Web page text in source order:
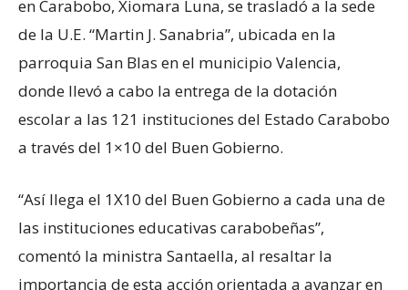
en Carabobo, Xiomara Luna, se trasladó a la sede
de la U.E. “Martin J. Sanabria”, ubicada en la
parroquia San Blas en el municipio Valencia,
donde llevó a cabo la entrega de la dotación
escolar a las 121 instituciones del Estado Carabobo
a través del 1×10 del Buen Gobierno.
“Así llega el 1X10 del Buen Gobierno a cada una de
las instituciones educativas carabobeñas”,
comentó la ministra Santaella, al resaltar la
importancia de esta acción orientada a avanzar en